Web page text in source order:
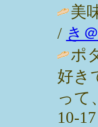
美
/ き
ポ
好き
って
10-